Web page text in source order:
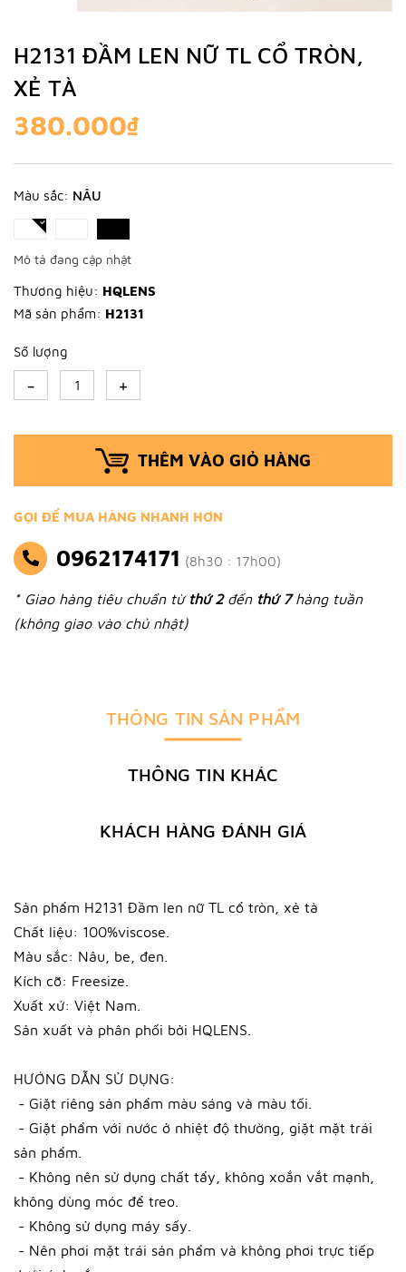
H2131 ĐẦM LEN NỮ TL CỔ TRÒN,
XẺ TÀ
380.000₫
Màu sắc: NÂU
Mô tả đang cập nhật
Thương hiệu: HQLENS
Mã sản phẩm: H2131
Số lượng
- +
THÊM VÀO GIỎ HÀNG
GỌI ĐỂ MUA HÀNG NHANH HƠN
0962174171 (8h30 : 17h00)
* Giao hàng tiêu chuẩn từ thứ 2đến thứ 7hàng tuần
(không giao vào chủ nhật)
THÔNG TIN SẢN PHẨM
THÔNG TIN KHÁC
KHÁCH HÀNG ĐÁNH GIÁ
Sản phẩm H2131 Đầm len nữ TL cổ tròn, xẻ tà
Chất liệu: 100%viscose.
Màu sắc: Nâu, be, đen.
Kích cỡ: Freesize.
Xuất xứ: Việt Nam.
Sản xuất và phân phối bởi HQLENS.
HƯỚNG DẪN SỬ DỤNG:
- Giặt riêng sản phẩm màu sáng và màu tối.
- Giặt phẩm với nước ở nhiệt độ thường, giặt mặt trái
sản phẩm.
- Không nên sử dụng chất tẩy, không xoắn vắt mạnh,
không dùng móc để treo.
- Không sử dụng máy sấy.
- Nên phơi mặt trái sản phẩm và không phơi trực tiếp